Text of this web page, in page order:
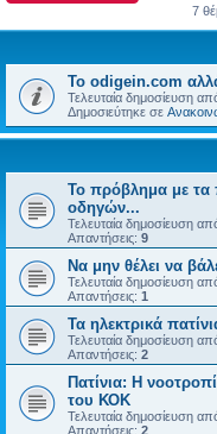
7
Το odigein.com
Τελευταία δημοσίευση
Δημοσιεύτηκε σε
Το πρόβλημα με τα
οδηγών...
Τελευταία δημοσίευση
Απαντήσεις: 9
Να μην θέλει να
Τελευταία δημοσίευση
Απαντήσεις: 1
Τα ηλεκτρικά
Τελευταία δημοσίευση
Απαντήσεις: 2
Πατίνια: Η
του ΚΟΚ
Τελευταία δημοσίευση
Απαντήσεις: 2